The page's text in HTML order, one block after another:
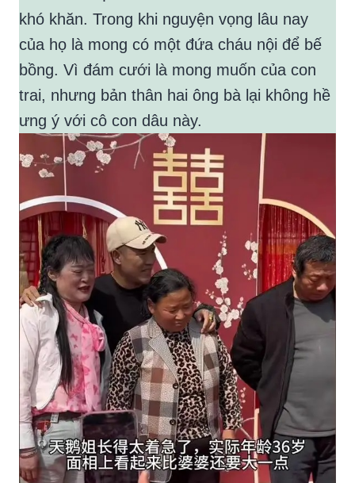
khó khăn. Trong khi nguyện vọng lâu nay
của họ là mong có một đứa cháu nội để bế
bồng. Vì đám cưới là mong muốn của con
trai, nhưng bản thân hai ông bà lại không hề
ưng ý với cô con dâu này.